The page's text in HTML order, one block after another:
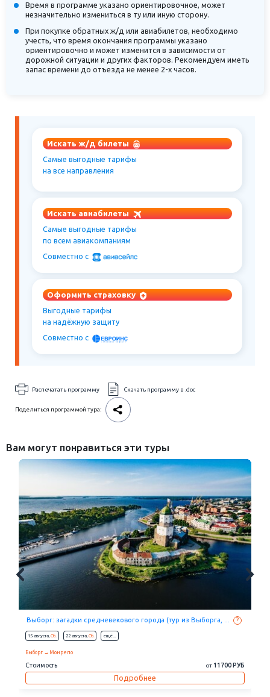
Время в программе указано ориентировочное, может
незначительно измениться в ту или иную сторону.
При покупке обратных ж/д или авиабилетов, необходимо
учесть, что время окончания программы указано
ориентировочно и может изменится в зависимости от
дорожной ситуации и других факторов. Рекомендуем иметь
запас времени до отъезда не менее 2-х часов.
Искать ж/д билеты
Самые выгодные тарифы
на все направления
Искать авиабилеты
Самые выгодные тарифы
по всем авиакомпаниям
Совместно c
Оформить страховку
Выгодные тарифы
на надёжную защиту
Совместно c
Распечатать программу Скачать программу в .doc
Поделиться программой тура:
Вам могут понравиться эти туры
Сказка Рускеалы и блестящий пригород Петербурга (музей ...
Стоимость от46100 РУБ
Подробнее